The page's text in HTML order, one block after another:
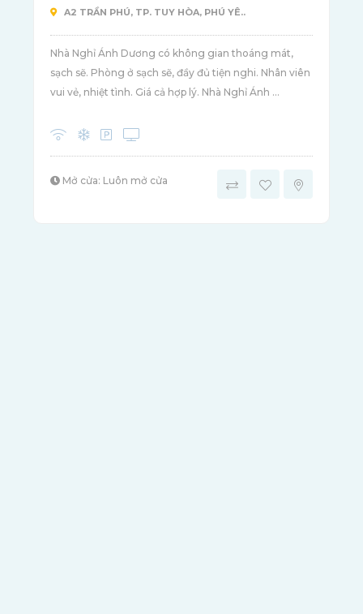
A2 TRẦN PHÚ, TP. TUY HÒA, PHÚ YÊ..
Nhà Nghỉ Ánh Dương có không gian thoáng mát,
sạch sẽ. Phòng ở sạch sẽ, đầy đủ tiện nghi. Nhân viên
vui vẻ, nhiệt tình. Giá cả hợp lý. Nhà Nghỉ Ánh ...
Mở cửa: Luôn mở cửa